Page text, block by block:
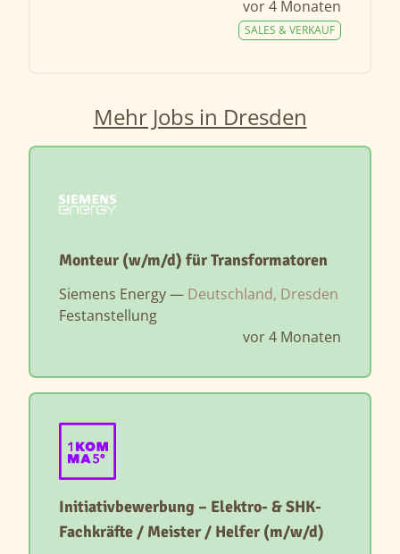
vor 4 Monaten
SALES & VERKAUF
Mehr Jobs in Dresden
Monteur (w/m/d) für Transformatoren
Siemens Energy — Deutschland, Dresden
Festanstellung
vor 4 Monaten
Initiativbewerbung – Elektro- & SHK-
Fachkräfte / Meister / Helfer (m/w/d)